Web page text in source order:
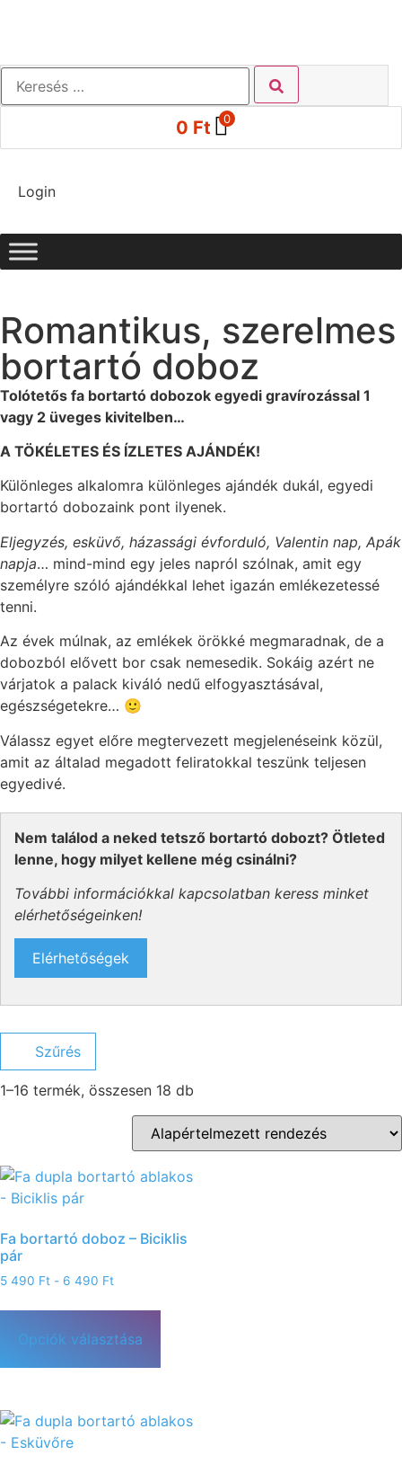
0 Ft 0
Login
Romantikus, szerelmes
bortartó doboz
Tolótetős fa bortartó dobozok egyedi gravírozással 1
vagy 2 üveges kivitelben…
A TÖKÉLETES ÉS ÍZLETES AJÁNDÉK!
Különleges alkalomra különleges ajándék dukál, egyedi
bortartó dobozaink pont ilyenek.
Eljegyzés, esküvő, házassági évforduló, Valentin nap, Apák
napja… mind-mind egy jeles napról szólnak, amit egy
személyre szóló ajándékkal lehet igazán emlékezetessé
tenni.
Az évek múlnak, az emlékek örökké megmaradnak, de a
dobozból elővett bor csak nemesedik. Sokáig azért ne
várjatok a palack kiváló nedű elfogyasztásával,
egészségetekre… 🙂
Válassz egyet előre megtervezett megjelenéseink közül,
amit az általad megadott feliratokkal teszünk teljesen
egyedivé.
Nem találod a neked tetsző bortartó dobozt? Ötleted
lenne, hogy milyet kellene még csinálni?
További információkkal kapcsolatban keress minket
elérhetőségeinken!
Elérhetőségek
Szűrés
1–16 termék, összesen 18 db
Fa bortartó doboz – Biciklis
pár
5 490 Ft - 6 490 Ft
Opciók választása